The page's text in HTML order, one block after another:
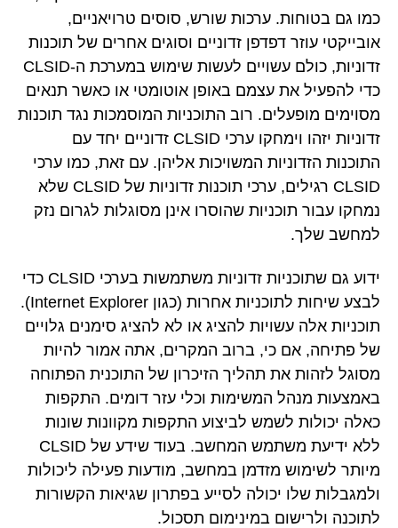
כמו גם בטוחות. ערכות שורש, סוסים טרויאניים,
אובייקטי עוזר דפדפן זדוניים וסוגים אחרים של תוכנות
זדוניות, כולם עשויים לעשות שימוש במערכת ה-CLSID
כדי להפעיל את עצמם באופן אוטומטי או כאשר תנאים
מסוימים מופעלים. רוב התוכניות המוסמכות נגד תוכנות
זדוניות יזהו וימחקו ערכי CLSID זדוניים יחד עם
התוכנות הזדוניות המשויכות אליהן. עם זאת, כמו ערכי
CLSID רגילים, ערכי תוכנות זדוניות של CLSID שלא
נמחקו עבור תוכניות שהוסרו אינן מסוגלות לגרום נזק
למחשב שלך.
ידוע גם שתוכניות זדוניות משתמשות בערכי CLSID כדי
לבצע שיחות לתוכניות אחרות (כגון Internet Explorer).
תוכניות אלה עשויות להציג או לא להציג סימנים גלויים
של פתיחה, אם כי, ברוב המקרים, אתה אמור להיות
מסוגל לזהות את תהליך הזיכרון של התוכנית הפתוחה
באמצעות מנהל המשימות וכלי עזר דומים. התקפות
כאלה יכולות לשמש לביצוע התקפות מקוונות שונות
ללא ידיעת משתמש המחשב. בעוד שידע של CLSID
מיותר לשימוש מזדמן במחשב, מודעות פעילה ליכולות
ולמגבלות שלו יכולה לסייע בפתרון שגיאות הקשורות
לתוכנה ולרישום במינימום תסכול.